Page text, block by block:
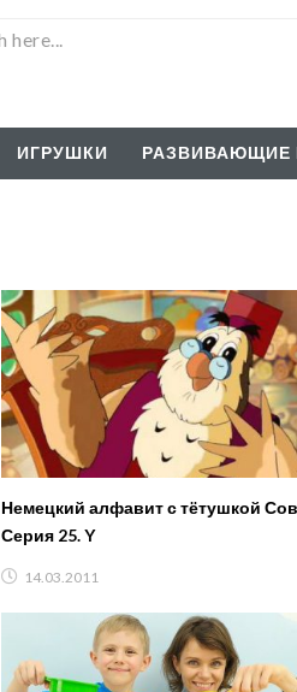
ИГРУШКИ РАЗВИВАЮЩИЕ
Немецкий алфавит с тётушкой
Серия 25. Y
14.03.2011